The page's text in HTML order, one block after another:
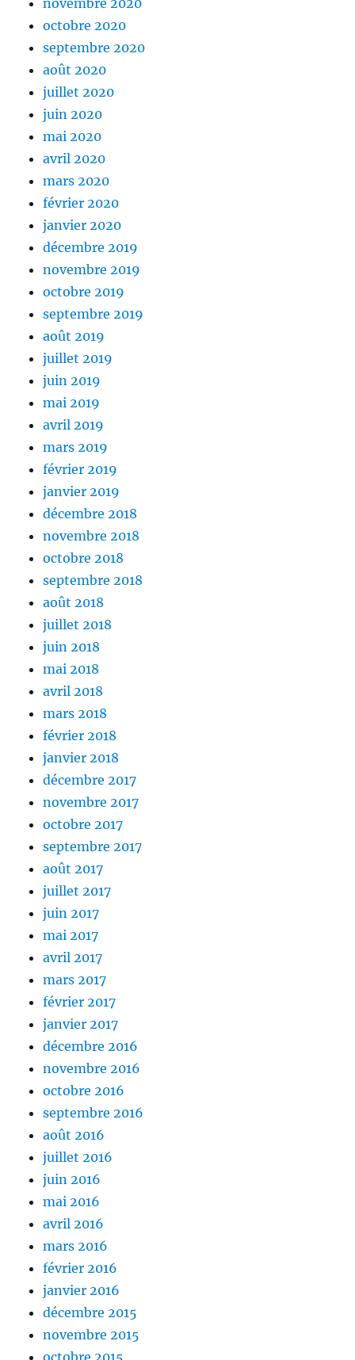
novembre 2020
octobre 2020
septembre 2020
août 2020
juillet 2020
juin 2020
mai 2020
avril 2020
mars 2020
février 2020
janvier 2020
décembre 2019
novembre 2019
octobre 2019
septembre 2019
août 2019
juillet 2019
juin 2019
mai 2019
avril 2019
mars 2019
février 2019
janvier 2019
décembre 2018
novembre 2018
octobre 2018
septembre 2018
août 2018
juillet 2018
juin 2018
mai 2018
avril 2018
mars 2018
février 2018
janvier 2018
décembre 2017
novembre 2017
octobre 2017
septembre 2017
août 2017
juillet 2017
juin 2017
mai 2017
avril 2017
mars 2017
février 2017
janvier 2017
décembre 2016
novembre 2016
octobre 2016
septembre 2016
août 2016
juillet 2016
juin 2016
mai 2016
avril 2016
mars 2016
février 2016
janvier 2016
décembre 2015
novembre 2015